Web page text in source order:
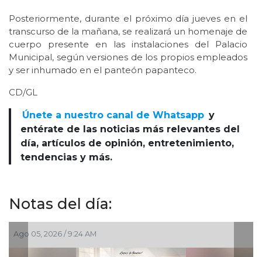
Posteriormente, durante el próximo día jueves en el
transcurso de la mañana, se realizará un homenaje de
cuerpo presente en las instalaciones del Palacio
Municipal, según versiones de los propios empleados
y ser inhumado en el panteón papanteco.
CD/GL
Únete a nuestro canal de Whatsapp y
entérate de las noticias más relevantes del
día, artículos de opinión, entretenimiento,
tendencias y más.
Notas del día:
/ 9:24 AM